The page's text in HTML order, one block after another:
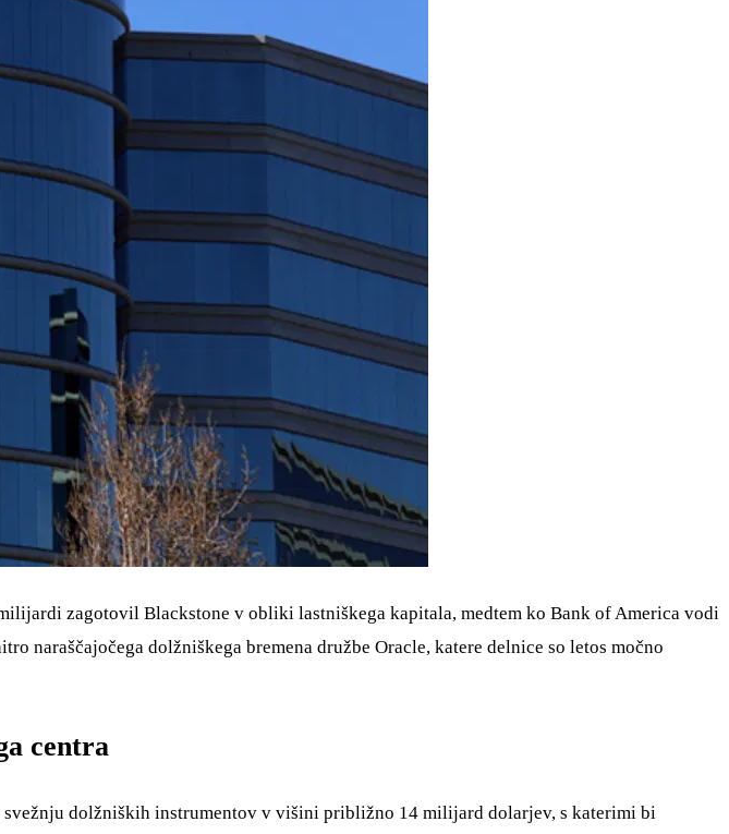
zagotovil Blackstone v obliki lastniškega kapitala, medtem ko Bank of America vodi
naraščajočega dolžniškega bremena družbe Oracle, katere delnice so letos močno
centra
svežnju dolžniških instrumentov v višini približno 14 milijard dolarjev, s katerimi bi